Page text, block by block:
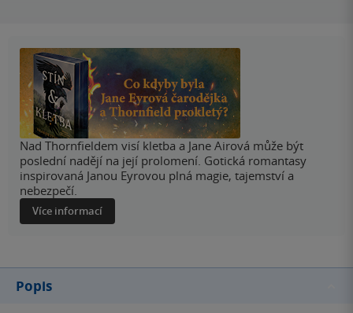
Nad Thornfieldem visí kletba a Jane Airová může být
poslední nadějí na její prolomení. Gotická romantasy
inspirovaná Janou Eyrovou plná magie, tajemství a
nebezpečí.
Více informací
Popis